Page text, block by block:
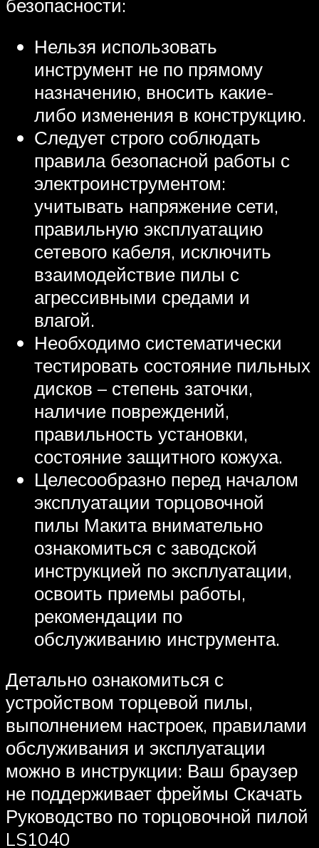
безопасности:
Нельзя использовать
инструмент не по прямому
назначению, вносить какие-
либо изменения в конструкцию.
Следует строго соблюдать
правила безопасной работы с
электроинструментом:
учитывать напряжение сети,
правильную эксплуатацию
сетевого кабеля, исключить
взаимодействие пилы с
агрессивными средами и
влагой.
Необходимо систематически
тестировать состояние пильных
дисков – степень заточки,
наличие повреждений,
правильность установки,
состояние защитного кожуха.
Целесообразно перед началом
эксплуатации торцовочной
пилы Макита внимательно
ознакомиться с заводской
инструкцией по эксплуатации,
освоить приемы работы,
рекомендации по
обслуживанию инструмента.
Детально ознакомиться с
устройством торцевой пилы,
выполнением настроек, правилами
обслуживания и эксплуатации
можно в инструкции: Ваш браузер
не поддерживает фреймы Скачать
Руководство по торцовочной пилой
LS1040